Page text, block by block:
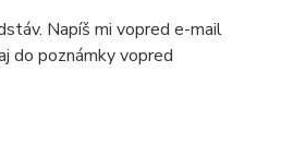
Napíš mi vopred e-mail
do poznámky vopred